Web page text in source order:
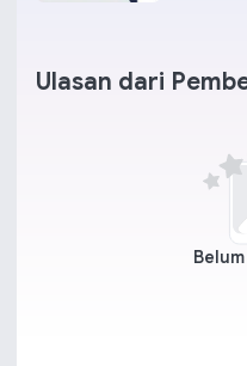
Ulasan dari